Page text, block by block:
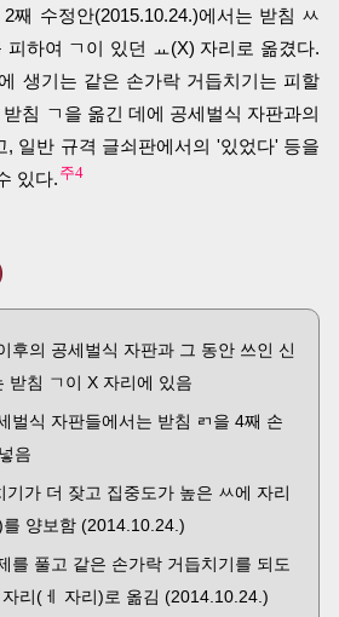
째 수정안(2015.10.24.)에서는 받침 ㅆ
피하여 ㄱ이 있던 ㅛ(X) 자리로 옮겼다.
생기는 같은 손가락 거듭치기는 피할
침 ㄱ을 옮긴 데에 공세벌식 자판과의
, 일반 규격 글쇠판에서의 '있었다' 등을
있다. 주4
후의 공세벌식 자판과 그 동안 쓰인 신
받침 ㄱ이 X 자리에 있음
벌식 자판들에서는 받침 ㄺ을 4째 손
음
기가 더 잦고 집중도가 높은 ㅆ에 자리
양보함 (2014.10.24.)
를 풀고 같은 손가락 거듭치기를 되도
리(ㅔ 자리)로 옮김 (2014.10.24.)